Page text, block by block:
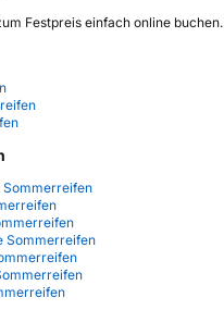
Festpreis einfach online buchen.
Sommerreifen
Sommerreifen